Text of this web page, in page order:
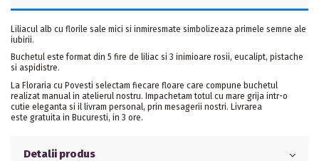
Liliacul alb cu florile sale mici si inmiresmate simbolizeaza primele semne ale
iubirii.
Buchetul este format din 5 fire de liliac si 3 inimioare rosii, eucalipt, pistache
si aspidistre.
La Floraria cu Povesti selectam fiecare floare care compune buchetul
realizat manual in atelierul nostru. Impachetam totul cu mare grija intr-o
cutie eleganta si il livram personal, prin mesagerii nostri. Livrarea
este gratuita in Bucuresti, in 3 ore.
Detalii produs